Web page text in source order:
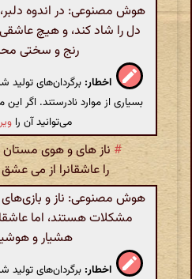
هوش مصنوعی: در اندوه
دل را شاد کند، و هیچ عاشقی
رنج و سختی
اخطار: برگردان‌های
بسیاری از موارد نادرستند. اگر
می‌توانید آن را
# ناز های و هوی
را عاشقانرا از می
هوش مصنوعی: ناز و بازی‌های
مشکلات هستند، اما
هشیار و
اخطار: برگردان‌های